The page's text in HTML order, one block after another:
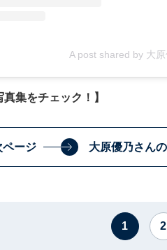
A post shared by 大
集をチェック！】
ページ 大原優乃さん
1 2